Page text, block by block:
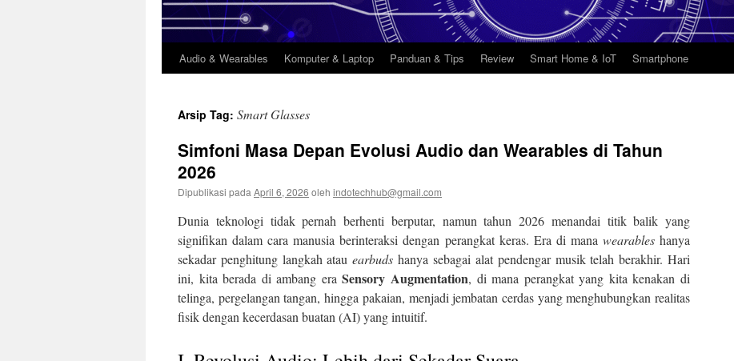
Audio & Wearables Komputer & Laptop Panduan & Tips Review Smart Home & IoT Smartphone
Arsip Tag: Smart Glasses
Simfoni Masa Depan Evolusi Audio dan Wearables di Tahun
2026
Dipublikasi pada April 6, 2026 oleh indotechhub@gmail.com
Dunia teknologi tidak pernah berhenti berputar, namun tahun 2026 menandai titik balik yang
signifikan dalam cara manusia berinteraksi dengan perangkat keras. Era di mana wearableshanya
sekadar penghitung langkah atauearbuds hanya sebagai alat pendengar musik telah berakhir. Hari
ini, kita berada di ambang eraSensory Augmentation, di mana perangkat yang kita kenakan di
telinga, pergelangan tangan, hingga pakaian, menjadi jembatan cerdas yang menghubungkan realitas
fisik dengan kecerdasan buatan (AI) yang intuitif.